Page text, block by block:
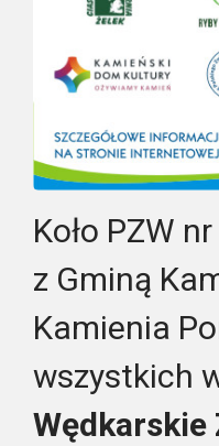
Koło PZW
z Gminą
Kamienia
wszystkich
Wędkarskie